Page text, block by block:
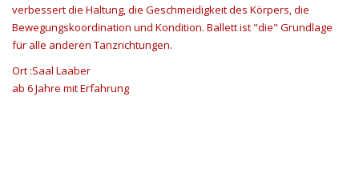
verbessert die Haltung, die Geschmeidigkeit des Körpers, die
Bewegungskoordination und Kondition. Ballett ist "die" Grundlage
für alle anderen Tanzrichtungen.
Ort :Saal Laaber
ab 6 Jahre mit Erfahrung